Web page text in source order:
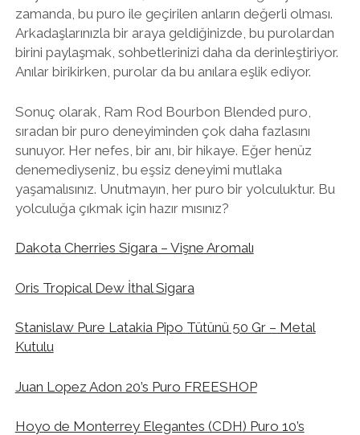
zamanda, bu puro ile geçirilen anların değerli olması.
Arkadaşlarınızla bir araya geldiğinizde, bu purolardan
birini paylaşmak, sohbetlerinizi daha da derinleştiriyor.
Anılar birikirken, purolar da bu anılara eşlik ediyor.
Sonuç olarak, Ram Rod Bourbon Blended puro,
sıradan bir puro deneyiminden çok daha fazlasını
sunuyor. Her nefes, bir anı, bir hikaye. Eğer henüz
denemediyseniz, bu eşsiz deneyimi mutlaka
yaşamalısınız. Unutmayın, her puro bir yolculuktur. Bu
yolculuğa çıkmak için hazır mısınız?
Dakota Cherries Sigara – Vişne Aromalı
Oris Tropical Dew İthal Sigara
Stanislaw Pure Latakia Pipo Tütünü 50 Gr – Metal
Kutulu
Juan Lopez Adon 20’s Puro FREESHOP
Hoyo de Monterrey Elegantes (CDH) Puro 10’s